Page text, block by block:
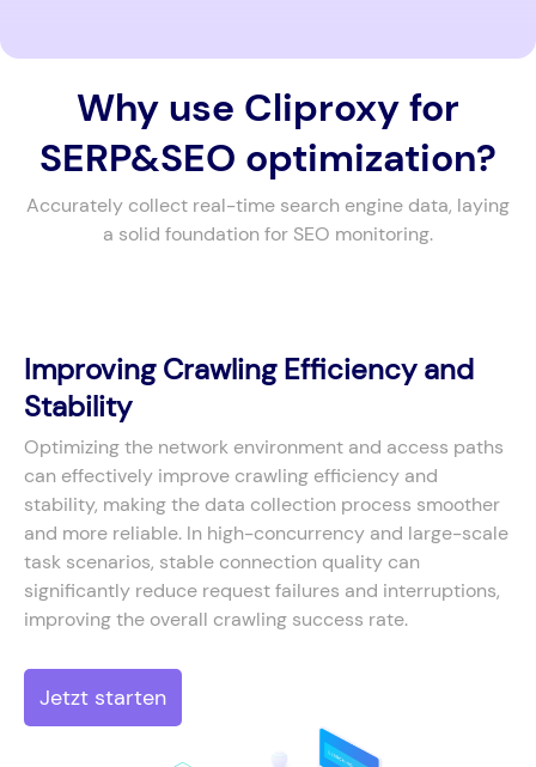
Why use Cliproxy for
SERP&SEO optimization?
Accurately collect real-time search engine data, laying
a solid foundation for SEO monitoring.
Improving Crawling Efficiency and
Stability
Optimizing the network environment and access paths
can effectively improve crawling efficiency and
stability, making the data collection process smoother
and more reliable. In high-concurrency and large-scale
task scenarios, stable connection quality can
significantly reduce request failures and interruptions,
improving the overall crawling success rate.
Jetzt starten